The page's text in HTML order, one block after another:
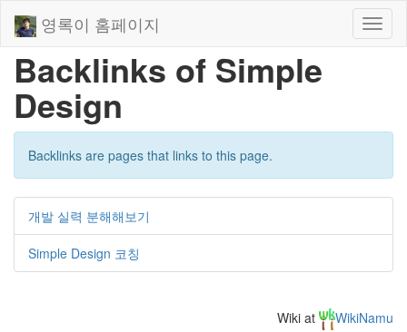
영록이 홈페이지
Backlinks of Simple
Design
Backlinks are pages that links to this page.
개발 실력 분해해보기
Simple Design 코칭
Wiki at WikiNamu